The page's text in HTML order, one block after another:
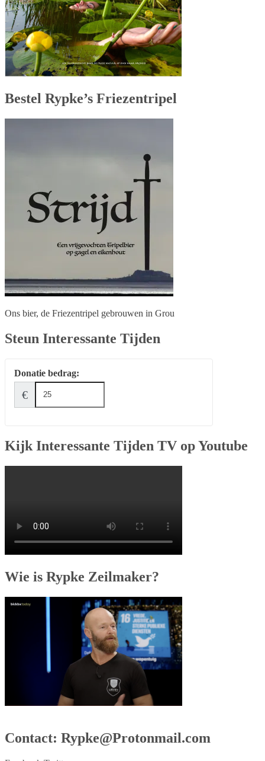
Bestel Rypke’s Friezentripel
Ons bier, de Friezentripel gebrouwen in Grou
Steun Interessante Tijden
Donatie bedrag:
€
Kijk Interessante Tijden TV op Youtube
Wie is Rypke Zeilmaker?
Contact: Rypke@Protonmail.com